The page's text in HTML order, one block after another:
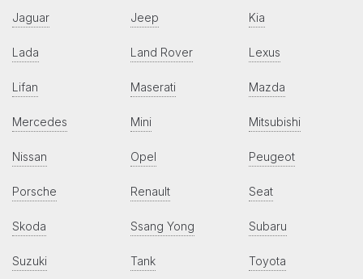
Jaguar Jeep Kia
Lada Land Rover Lexus
Lifan Maserati Mazda
Mercedes Mini Mitsubishi
Nissan Opel Peugeot
Porsche Renault Seat
Skoda Ssang Yong Subaru
Suzuki Tank Toyota